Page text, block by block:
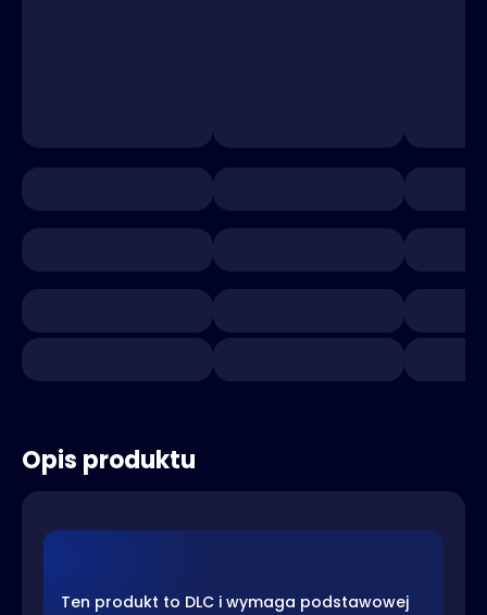
Opis produktu
Ten produkt to DLC i wymaga podstawowej